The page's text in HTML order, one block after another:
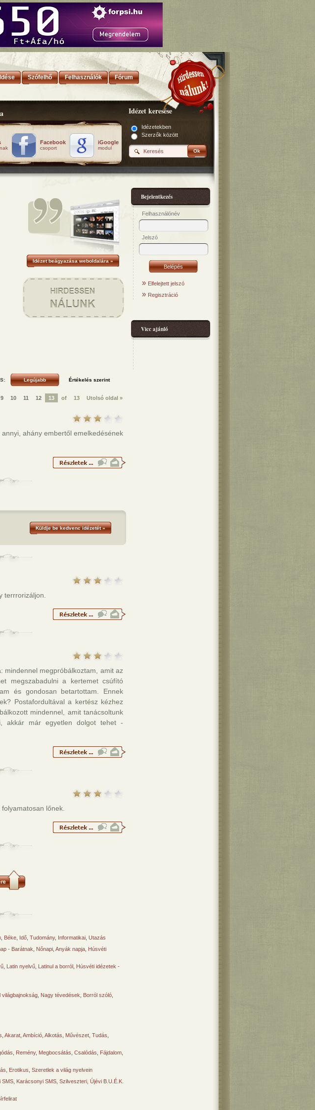
Szófelhő Felhasználók Fórum
Facebook
csoport
iGoogle
modul
Idézet keresése
Idézetekben
Szerzők között
Ok
Idézet beágyazása weboldalára »
9 10 11 12 13 of 13 Utolsó oldal »
ahány embertől emelkedésének
Küldje be kedvenc idézetét »
terrrorizáljon.
mindennel megpróbálkoztam, amit az
megszabadulni a kertemet csúfító
és gondosan betartottam. Ennek
Postafordultával a kertész kézhez
mindennel, amit tanácsoltunk
akkár már egyetlen dolgot tehet -
lőnek.
Béke Idő Tudomány, Informatikai Utazás
- Barátnak Nőnapi Anyák napja Húsvéti
Latin nyelvű Latinul a borról Húsvéti idézetek -
világbajnokság Nagy tévedések Borról szóló
Akarat Ambíció Alkotás Művészet Tudás
Remény, Megbocsátás Csalódás Fájdalom
Erotikus Szeretlek a világ nyelvein
SMS Karácsonyi SMS Szilveszteri, Újévi B.U.É.K.
Bejelentkezés
Felhasználónév
Jelszó
» Elfelejtett jelszó
» Regisztráció
Vicc ajánló